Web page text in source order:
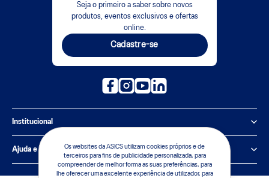
Os websites da ASICS utilizam cookies próprios e de
terceiros para fins de publicidade personalizada, para
compreender de melhor forma as suas preferências, para
lhe oferecer uma excelente experiência de utilizador, para
Seja o primeiro a saber sobre novos
produtos, eventos exclusivos e ofertas
online.
Cadastre-se
Institucional
Política de Privacidade
Sobre a ASICS
Ajuda e suporte
Central de Relacionamento